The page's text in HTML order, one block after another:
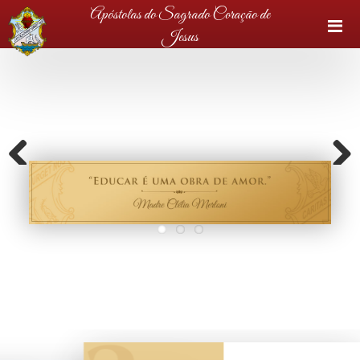
Apóstolas do Sagrado Coração de
Jesus
Previous